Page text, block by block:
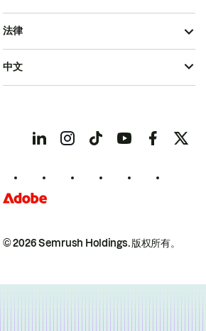
© 2026 Semrush Holdings.版权所有。
法律
中文